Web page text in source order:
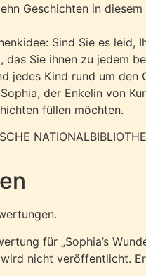
Geschichten in
Sind Sie es leid,
Sie ihnen zu jedem
jedes Kind rund um den
der Enkelin von
füllen möchten.
für „Sophia’s
nicht veröffentlicht.